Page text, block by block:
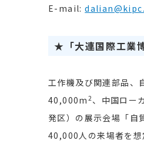
E-mail:
★ 「大連国際工業
工作機及び関連部品、
40,000m 2 、中国ロー
発区）の展示会場「自
40,000人の来場者を想